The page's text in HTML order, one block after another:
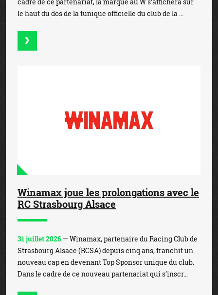
le haut du dos de la tunique officielle du club de la ...
Winamax joue les prolongations avec le
RC Strasbourg Alsace
31 juillet 2026 — Winamax, partenaire du Racing Club de
Strasbourg Alsace (RCSA) depuis cinq ans, franchit un
nouveau cap en devenant Top Sponsor unique du club.
Dans le cadre de ce nouveau partenariat qui s’inscr...